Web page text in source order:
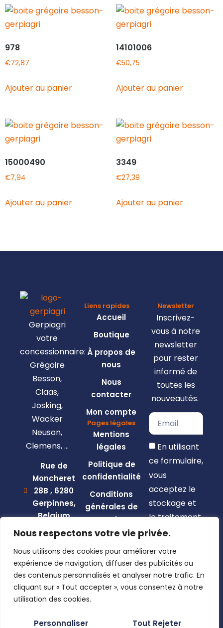
Nous respectons votre vie privée.
Nous utilisons des cookies pour améliorer votre
expérience de navigation, diffuser des publicités ou
des contenus personnalisés et analyser notre trafic. En
cliquant sur « Tout accepter », vous consentez à notre
utilisation des cookies.
Personnaliser Tout Rejeter
978
€72,87
Ajouter au panier
14101006
€50,75
Ajouter au panier
15000490
€7,94
Ajouter au panier
3349
€27,39
Ajouter au panier
Gerpiagri
votre
concessionnaire:
Grégoire
Besson,
Claas,
Josking,
Wacker
Neuson,
Clemens, …
Rue de
Moncheret
28B , 6280
Gerpinnes,
Belgium
+32 492
marcellin@gerpiagri.be
BE
0793.946.582
Liens rapides
Accueil
Boutique
À propos de
nous
Nous
contacter
Mon compte
Pages légales
Mentions
légales
Politique de
confidentialité
Conditions
générales de
vente
Newsletter
Inscrivez-
vous à notre
newsletter
pour rester
informé de
toutes les
nouveautés.
En utilisant
ce formulaire,
vous
acceptez le
stockage et
le traitement
de vos
ce site web.
S'inscrire